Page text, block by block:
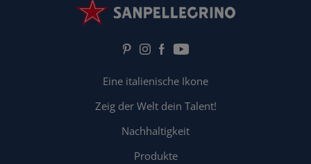
Eine italienische Ikone
Zeig der Welt dein Talent!
Nachhaltigkeit
Produkte